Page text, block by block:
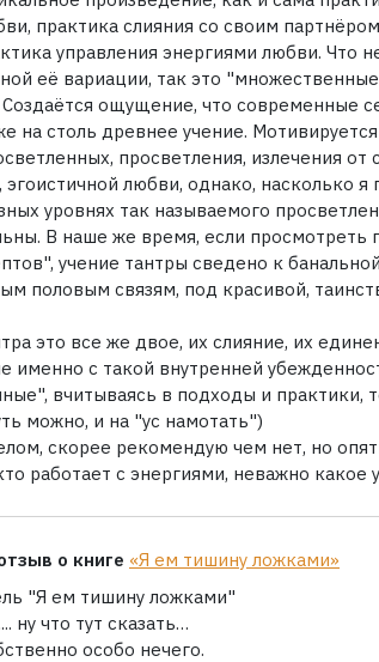
практика слияния со своим
управления энергиями любви. Что
её вариации, так это
ощущение, что современные
на столь древнее учение. Мотивируется
просветления, излечения от
эгоистичной любви, однако, насколько
уровнях так называемого
В наше же время, если просмотреть
учение тантры сведено к
половым связям, под красивой,
это все же двое, их слияние, их
именно с такой внутренней
вчитываясь в подходы и практики,
можно, и на "ус намотать")
скорее рекомендую чем нет, но
работает с энергиями, неважно какое
о книге «Я ем тишину ложками»
"Я ем тишину ложками"
ну что тут сказать…
особо нечего.